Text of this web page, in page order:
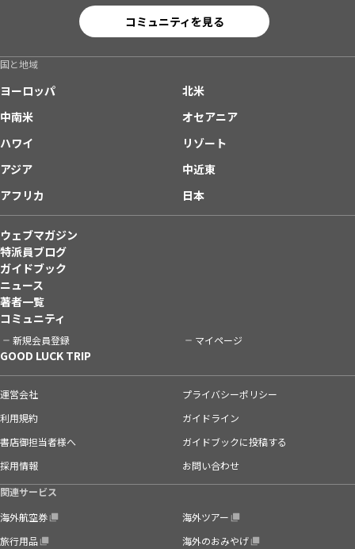
コミュニティを見る
国と地域
ヨーロッパ
北米
中南米
オセアニア
ハワイ
リゾート
アジア
中近東
アフリカ
日本
ウェブマガジン
特派員ブログ
ガイドブック
ニュース
著者一覧
コミュニティ
新規会員登録 マイページ
GOOD LUCK TRIP
運営会社
プライバシーポリシー
利用規約
ガイドライン
書店御担当者様へ
ガイドブックに投稿する
採用情報
お問い合わせ
関連サービス
海外航空券
海外ツアー
旅行用品
海外のおみやげ